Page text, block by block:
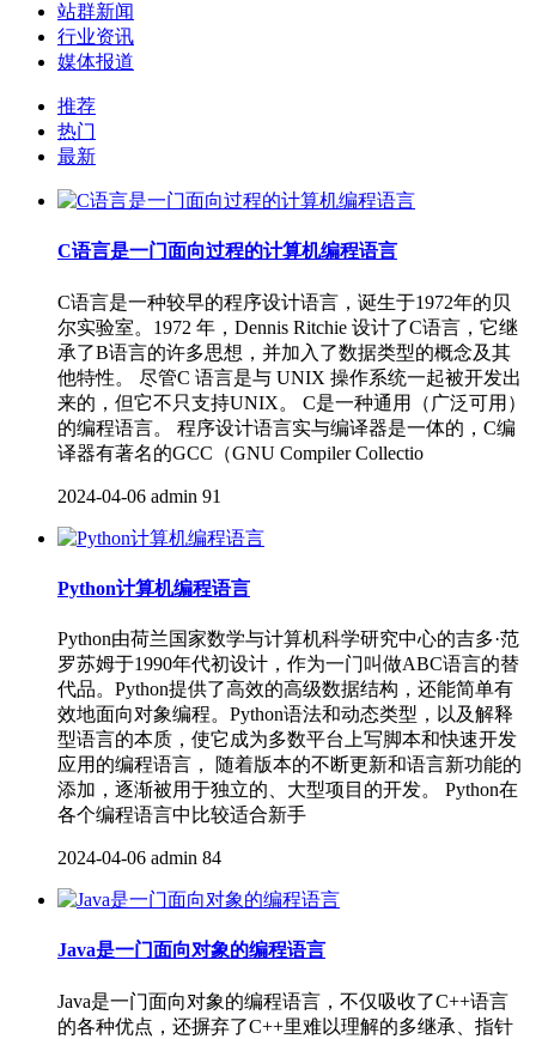
站群新闻
行业资讯
媒体报道
推荐
热门
最新
C语言是一门面向过程的计算机编程语言
C语言是一种较早的程序设计语言，诞生于1972年的贝
尔实验室。1972 年，Dennis Ritchie 设计了C语言，它继
承了B语言的许多思想，并加入了数据类型的概念及其
他特性。 尽管C 语言是与 UNIX 操作系统一起被开发出
来的，但它不只支持UNIX。 C是一种通用（广泛可用）
的编程语言。 程序设计语言实与编译器是一体的，C编
译器有著名的GCC（GNU Compiler Collectio
2024-04-06 admin 91
Python计算机编程语言
Python由荷兰国家数学与计算机科学研究中心的吉多·范
罗苏姆于1990年代初设计，作为一门叫做ABC语言的替
代品。Python提供了高效的高级数据结构，还能简单有
效地面向对象编程。Python语法和动态类型，以及解释
型语言的本质，使它成为多数平台上写脚本和快速开发
应用的编程语言， 随着版本的不断更新和语言新功能的
添加，逐渐被用于独立的、大型项目的开发。 Python在
各个编程语言中比较适合新手
2024-04-06 admin 84
Java是一门面向对象的编程语言
Java是一门面向对象的编程语言，不仅吸收了C++语言
的各种优点，还摒弃了C++里难以理解的多继承、指针